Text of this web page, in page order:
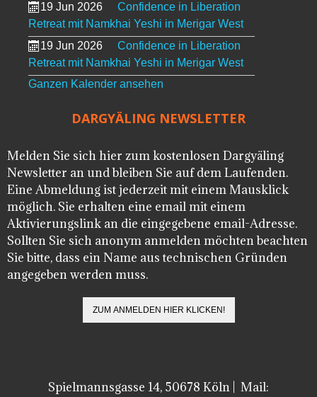
19 Jun 2026
Confidence in Liberation
Retreat mit Namkhai Yeshi in Merigar West
19 Jun 2026
Confidence in Liberation
Retreat mit Namkhai Yeshi in Merigar West
Ganzen Kalender ansehen
DARGYÄLING NEWSLETTER
Melden Sie sich hier zum kostenlosen Dargyäling
Newsletter an und bleiben Sie auf dem Laufenden.
Eine Abmeldung ist jederzeit mit einem Mausklick
möglich. Sie erhalten eine email mit einem
Aktivierungslink an die eingegebene email-Adresse.
Sollten Sie sich anonym anmelden möchten beachten
Sie bitte, dass ein Name aus technischen Gründen
angegeben werden muss.
Spielmannsgasse 14, 50678 Köln | Mail: